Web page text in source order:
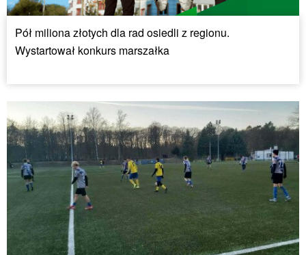
Pół miliona złotych dla rad osiedli z regionu.
Wystartował konkurs marszałka